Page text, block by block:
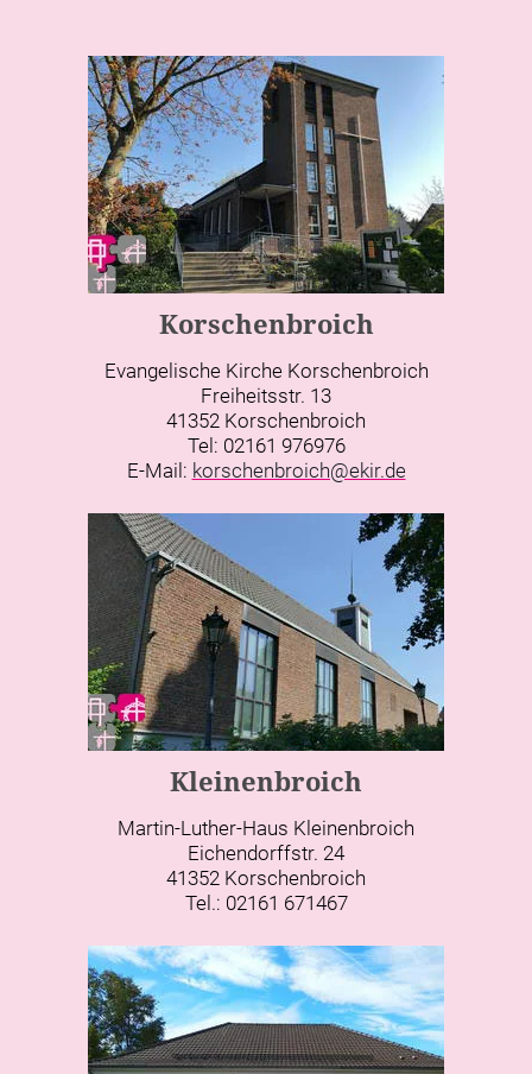
Korschenbroich
Evangelische Kirche Korschenbroich
Freiheitsstr. 13
41352 Korschenbroich
Tel: 02161 976976
E-Mail: korschenbroich@ekir.de
Kleinenbroich
Martin-Luther-Haus Kleinenbroich
Eichendorffstr. 24
41352 Korschenbroich
Tel.: 02161 671467